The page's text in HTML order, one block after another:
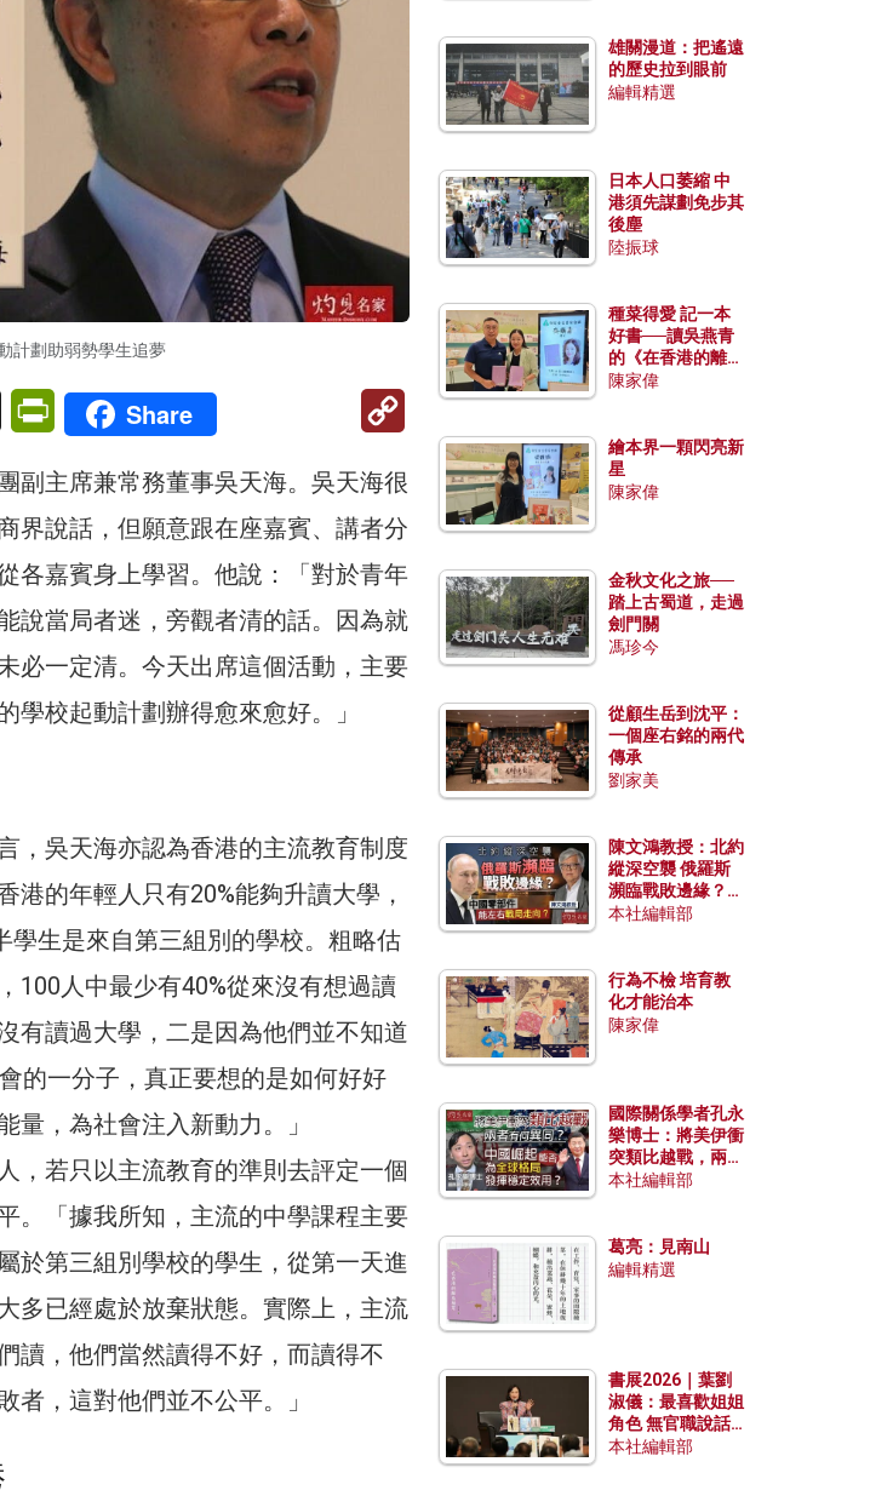
計劃助弱勢學生追夢
X PrintFriendly
Share
Copy
副主席兼常務董事吳天海。吳天海很
界說話，但願意跟在座嘉賓、講者分
各嘉賓身上學習。他說：「對於青年
說當局者迷，旁觀者清的話。因為就
必一定清。今天出席這個活動，主要
學校起動計劃辦得愈來愈好。」
，吳天海亦認為香港的主流教育制度
港的年輕人只有20%能夠升讀大學，
學生是來自第三組別的學校。粗略估
100人中最少有40%從來沒有想過讀
有讀過大學，二是因為他們並不知道
的一分子，真正要想的是如何好好
量，為社會注入新動力。」
，若只以主流教育的準則去評定一個
。「據我所知，主流的中學課程主要
於第三組別學校的學生，從第一天進
多已經處於放棄狀態。實際上，主流
讀，他們當然讀得不好，而讀得不
者，這對他們並不公平。」
雄關漫道：把遙遠
的歷史拉到眼前
編輯精選
日本人口萎縮 中
港須先謀劃免步其
後塵
陸振球
種菜得愛 記一本
好書──讀吳燕青
的《在香港的離島
種菜》
陳家偉
繪本界一顆閃亮新
星
陳家偉
金秋文化之旅──
踏上古蜀道，走過
劍門關
馮珍今
從顧生岳到沈平：
一個座右銘的兩代
傳承
劉家美
陳文鴻教授：北約
縱深空襲 俄羅斯
瀕臨戰敗邊緣？中
國零部件能左右戰
本社編輯部
行為不檢 培育教
化才能治本
陳家偉
國際關係學者孔永
樂博士：將美伊衝
突類比越戰，兩者
有何異同？中國崛
本社編輯部
葛亮：見南山
編輯精選
書展2026｜葉劉
淑儀：最喜歡姐姐
角色 無官職說話
包袱少
本社編輯部